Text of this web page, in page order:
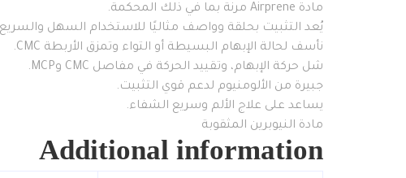
مادة Airprene مرنة بما في ذلك المحكمة.
يُعد التثبيت بحلقة وواصف مثاليًا للاستخدام السهل
نأسف لحالة الإبهام البسيطة أو التواء وتمزق الأربطة CMC.
شل حركة الإبهام، وتقييد الحركة في مفاصل CMC وMCP.
جبيرة من الألومنيوم لدعم قوي التثبيت.
يساعد على علاج الألم وسريع الشفاء.
مادة النيوبرين المثقوبة
Additional information